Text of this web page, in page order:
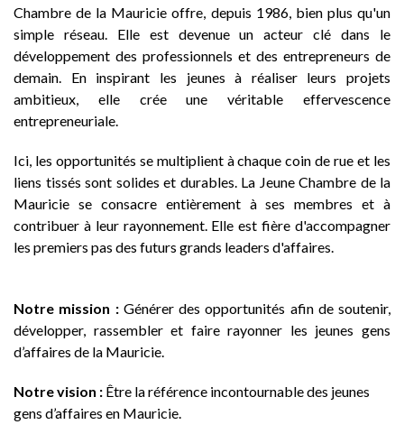
Chambre de la Mauricie offre, depuis 1986, bien plus qu'un
simple réseau. Elle est devenue un acteur clé dans le
développement des professionnels et des entrepreneurs de
demain. En inspirant les jeunes à réaliser leurs projets
ambitieux, elle crée une véritable effervescence
entrepreneuriale.
Ici, les opportunités se multiplient à chaque coin de rue et les
liens tissés sont solides et durables. La Jeune Chambre de la
Mauricie se consacre entièrement à ses membres et à
contribuer à leur rayonnement. Elle est fière d'accompagner
les premiers pas des futurs grands leaders d'affaires.
Notre mission : Générer des opportunités afin de soutenir,
développer, rassembler et faire rayonner les jeunes gens
d’affaires de la Mauricie.
Notre vision : Être la référence incontournable des jeunes
gens d’affaires en Mauricie.